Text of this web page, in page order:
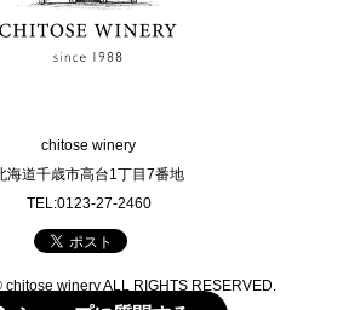
chitose winery
海道千歳市高台1丁目7番地
TEL:0123-27-2460
chitose winery ALL RIGHTS RESERVED.